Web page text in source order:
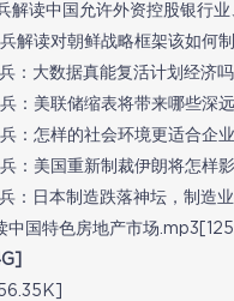
解读中国允许外资控股银行
解读对朝鲜战略框架该如何
：大数据真能复活计划经济
：美联储缩表将带来哪些深
：怎样的社会环境更适合企
：美国重新制裁伊朗将怎样
：日本制造跌落神坛，制造
中国特色房地产市场